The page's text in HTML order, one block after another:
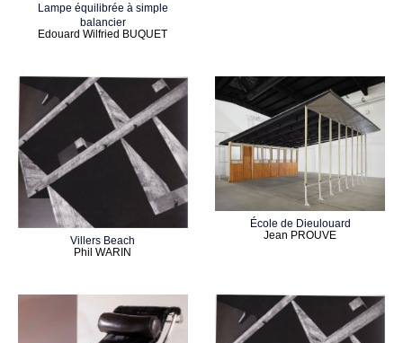
Lampe équilibrée à simple
balancier
Edouard Wilfried BUQUET
Villers Beach
Phil WARIN
École de Dieulouard
Jean PROUVE